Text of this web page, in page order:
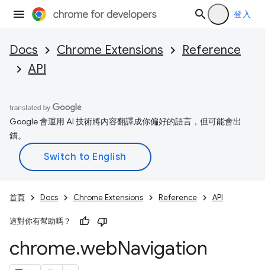
登入
Docs Chrome Extensions
Reference
API
Google 會運用 AI 技術將內容翻譯成你偏好的語言，但可能會出
錯。
首頁 Docs Chrome Extensions Reference API
這對你有幫助嗎？
chrome.webNavigation